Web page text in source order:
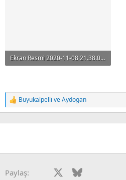
Ekran Resmi 2020-11-08 21.38.07.png
T
e
Buyukalpelli veAydogan
Paylaş: Facebook Bluesky